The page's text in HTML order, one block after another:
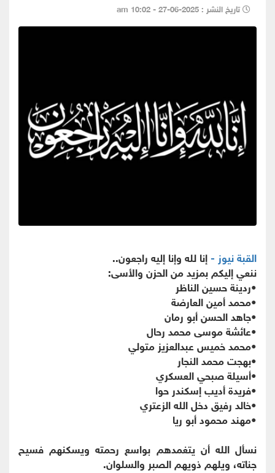
تاريخ النشر : 2025-06-27 - 10:02 am
القبة نيوز -إنا لله وإنا إليه راجعون..
ننعي إليكم بمزيد من الحزن والأسى:
•ردينة حسين الناظر
•محمد أمين العارضة
•جاهد الحسن أبو رمان
•عائشة موسى محمد رحال
•محمد خميس عبدالعزيز متولي
•بهجت محمد النجار
•أسيلة صبحي العسكري
•فريدة أديب إسكندر حوا
•خالد رفيق دخل الله الزعتري
•مهند محمود أبو ريا
نسأل الله أن يتغمدهم بواسع رحمته ويسكنهم فسيح
جناته، ويلهم ذويهم الصبر والسلوان.